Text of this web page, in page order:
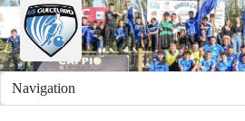
Panneau de gestion des cookies